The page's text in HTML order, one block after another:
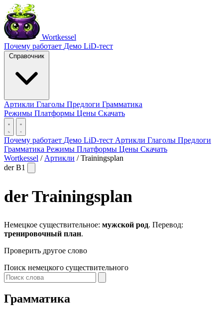
Wortkessel
Почему работает Демо LiD-тест
Справочник
Артикли Глаголы Предлоги Грамматика
Режимы Платформы Цены Скачать
Почему работает Демо LiD-тест Артикли Глаголы Предлоги
Грамматика Режимы Платформы Цены Скачать
Wortkessel / Артикли / Trainingsplan
derB1
derTrainingsplan
Немецкое существительное: мужской род. Перевод:
тренировочный план.
Проверить другое слово
Поиск немецкого существительного
Грамматика